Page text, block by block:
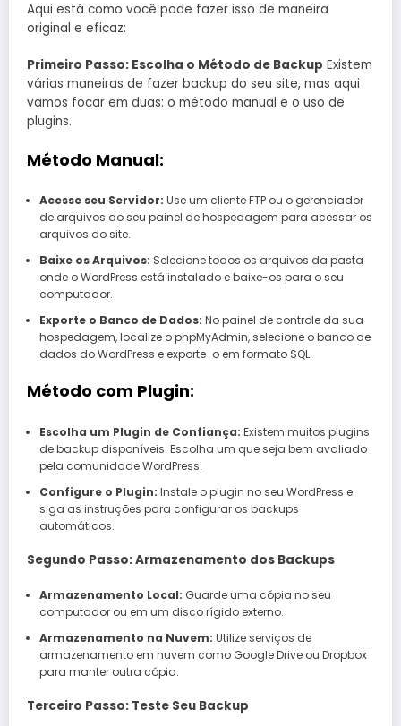
Aqui está como você pode fazer isso de maneira
original e eficaz:
Primeiro Passo: Escolha o Método de Backup Existem
várias maneiras de fazer backup do seu site, mas aqui
vamos focar em duas: o método manual e o uso de
plugins.
Método Manual:
Acesse seu Servidor: Use um cliente FTP ou o gerenciador
de arquivos do seu painel de hospedagem para acessar os
arquivos do site.
Baixe os Arquivos: Selecione todos os arquivos da pasta
onde o WordPress está instalado e baixe-os para o seu
computador.
Exporte o Banco de Dados: No painel de controle da sua
hospedagem, localize o phpMyAdmin, selecione o banco de
dados do WordPress e exporte-o em formato SQL.
Método com Plugin:
Escolha um Plugin de Confiança: Existem muitos plugins
de backup disponíveis. Escolha um que seja bem avaliado
pela comunidade WordPress.
Configure o Plugin: Instale o plugin no seu WordPress e
siga as instruções para configurar os backups
automáticos.
Segundo Passo: Armazenamento dos Backups
Armazenamento Local: Guarde uma cópia no seu
computador ou em um disco rígido externo.
Armazenamento na Nuvem: Utilize serviços de
armazenamento em nuvem como Google Drive ou Dropbox
para manter outra cópia.
Terceiro Passo: Teste Seu Backup